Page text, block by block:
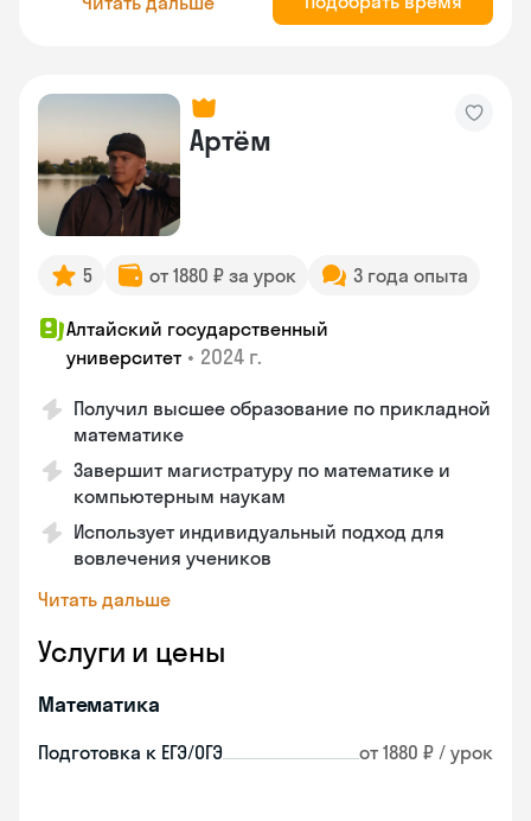
Артём
5 от 1880 ₽ за урок 3 года опыта
Алтайский государственный
университет • 2024 г.
Получил высшее образование по прикладной
математике
Завершит магистратуру по математике и
компьютерным наукам
Использует индивидуальный подход для
вовлечения учеников
Читать дальше
Услуги и цены
Математика
Подготовка к ЕГЭ/ОГЭ от 1880 ₽ / урок